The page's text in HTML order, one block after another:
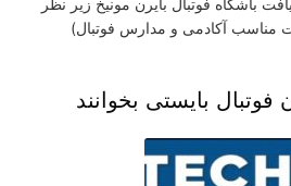
باشگاه فوتبال بایرن مونیخ زیر نظر
مناسب آکادمی و مدارس فوتبال)
بایستی بخوانند